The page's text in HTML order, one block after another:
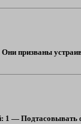
призваны
1 —